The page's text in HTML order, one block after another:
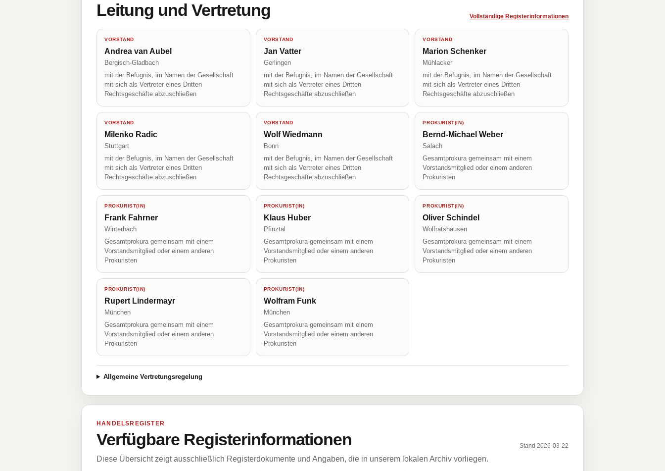
Leitung und Vertretung Vollständige Registerinformationen
VORSTAND
Andrea van Aubel
Bergisch-Gladbach
mit der Befugnis, im Namen der Gesellschaft
mit sich als Vertreter eines Dritten
Rechtsgeschäfte abzuschließen
VORSTAND
Jan Vatter
Gerlingen
mit der Befugnis, im Namen der Gesellschaft
mit sich als Vertreter eines Dritten
Rechtsgeschäfte abzuschließen
VORSTAND
Marion Schenker
Mühlacker
mit der Befugnis, im Namen der Gesellschaft
mit sich als Vertreter eines Dritten
Rechtsgeschäfte abzuschließen
VORSTAND
Milenko Radic
Stuttgart
mit der Befugnis, im Namen der Gesellschaft
mit sich als Vertreter eines Dritten
Rechtsgeschäfte abzuschließen
VORSTAND
Wolf Wiedmann
Bonn
mit der Befugnis, im Namen der Gesellschaft
mit sich als Vertreter eines Dritten
Rechtsgeschäfte abzuschließen
PROKURIST(IN)
Bernd-Michael Weber
Salach
Gesamtprokura gemeinsam mit einem
Vorstandsmitglied oder einem anderen
Prokuristen
PROKURIST(IN)
Frank Fahrner
Winterbach
Gesamtprokura gemeinsam mit einem
Vorstandsmitglied oder einem anderen
Prokuristen
PROKURIST(IN)
Klaus Huber
Pfinztal
Gesamtprokura gemeinsam mit einem
Vorstandsmitglied oder einem anderen
Prokuristen
PROKURIST(IN)
Oliver Schindel
Wolfratshausen
Gesamtprokura gemeinsam mit einem
Vorstandsmitglied oder einem anderen
Prokuristen
PROKURIST(IN)
Rupert Lindermayr
München
Gesamtprokura gemeinsam mit einem
Vorstandsmitglied oder einem anderen
Prokuristen
PROKURIST(IN)
Wolfram Funk
München
Gesamtprokura gemeinsam mit einem
Vorstandsmitglied oder einem anderen
Prokuristen
Allgemeine Vertretungsregelung
HANDELSREGISTER
Verfügbare Registerinformationen Stand 2026-03-22
Diese Übersicht zeigt ausschließlich Registerdokumente und Angaben, die in unserem lokalen Archiv vorliegen.